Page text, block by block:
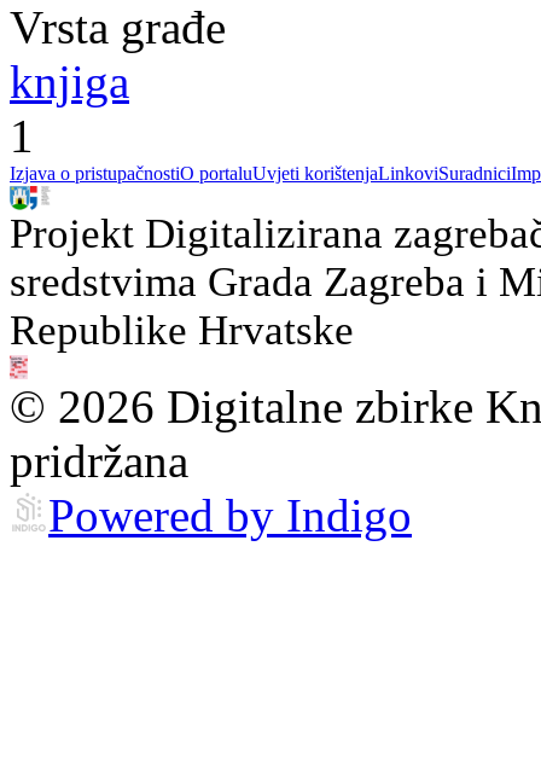
Vrsta građe
knjiga
1
Izjava o pristupačnostiO portaluUvjeti korištenjaLinkoviSuradnici
Projekt Digitalizirana
sredstvima Grada Zagreba i
Republike Hrvatske
© 2026 Digitalne zbirke
pridržana
Powered by Indigo